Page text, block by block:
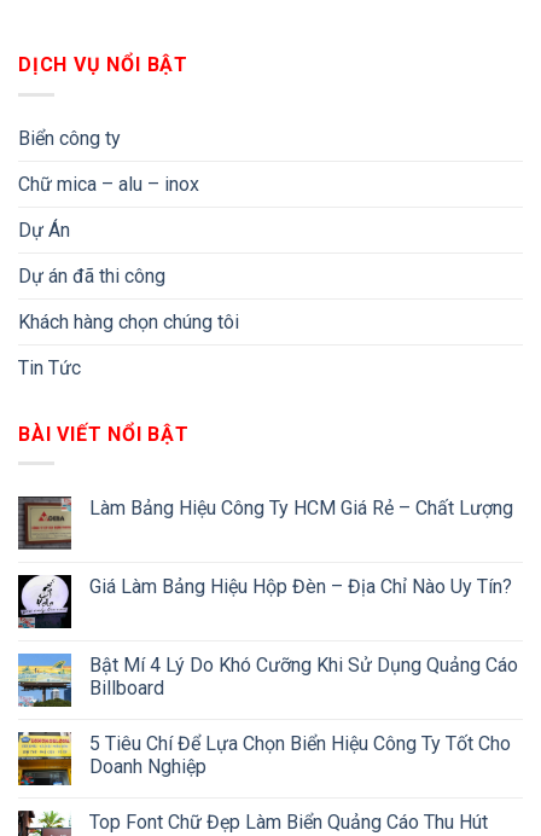
DỊCH VỤ NỔI BẬT
Biển công ty
Chữ mica – alu – inox
Dự Án
Dự án đã thi công
Khách hàng chọn chúng tôi
Tin Tức
BÀI VIẾT NỔI BẬT
Làm Bảng Hiệu Công Ty HCM Giá Rẻ – Chất Lượng
Giá Làm Bảng Hiệu Hộp Đèn – Địa Chỉ Nào Uy Tín?
Bật Mí 4 Lý Do Khó Cưỡng Khi Sử Dụng Quảng Cáo
Billboard
5 Tiêu Chí Để Lựa Chọn Biển Hiệu Công Ty Tốt Cho
Doanh Nghiệp
Top Font Chữ Đẹp Làm Biển Quảng Cáo Thu Hút